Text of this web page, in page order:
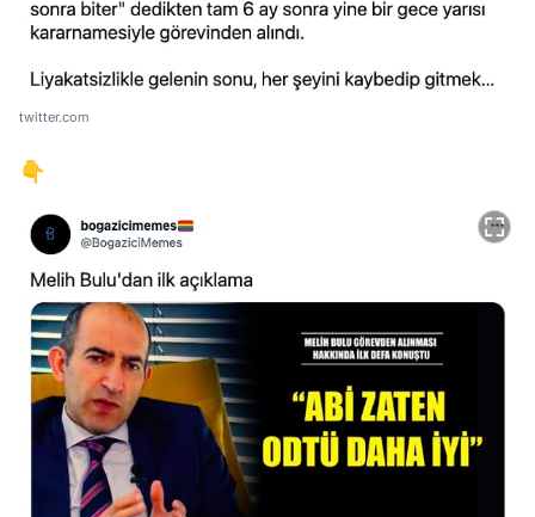
twitter.com
👇